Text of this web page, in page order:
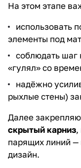
На этом этапе
использовать
элементы под
соблюдать шаг
«гулял» со
надёжно
рыхлые стены)
Далее
скрытый карниз,
парящих линий —
дизайн.